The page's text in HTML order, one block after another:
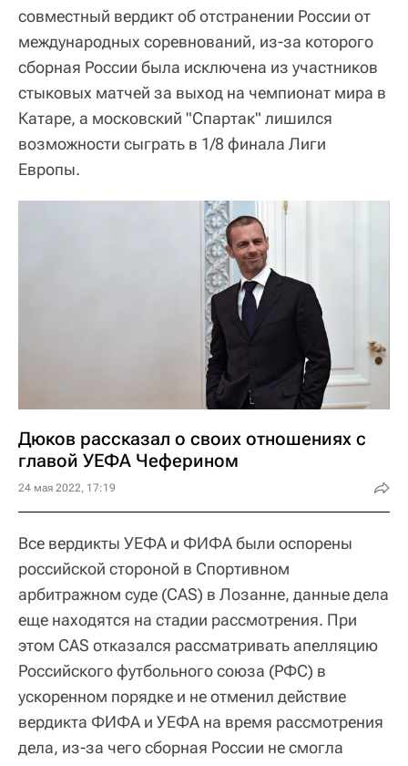
совместный вердикт об отстранении России от
международных соревнований, из-за которого
сборная России была исключена из участников
стыковых матчей за выход на чемпионат мира в
Катаре, а московский "Спартак" лишился
возможности сыграть в 1/8 финала Лиги
Европы.
Дюков рассказал о своих отношениях с
главой УЕФА Чеферином
24 мая 2022, 17:19
Все вердикты УЕФА и ФИФА были оспорены
российской стороной в Спортивном
арбитражном суде (CAS) в Лозанне, данные дела
еще находятся на стадии рассмотрения. При
этом CAS отказался рассматривать апелляцию
Российского футбольного союза (РФС) в
ускоренном порядке и не отменил действие
вердикта ФИФА и УЕФА на время рассмотрения
дела, из-за чего сборная России не смогла